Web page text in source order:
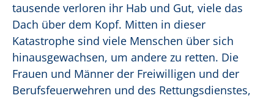
tausende verloren ihr Hab und Gut, viele das
Dach über dem Kopf. Mitten in dieser
Katastrophe sind viele Menschen über sich
hinausgewachsen, um andere zu retten. Die
Frauen und Männer der Freiwilligen und der
Berufsfeuerwehren und des Rettungsdienstes,